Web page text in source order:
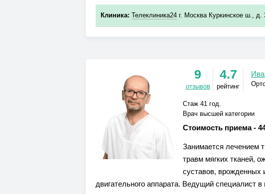
Клиника: Телеклиника24 г. Москва Куркинское ш., д.
9
отзывов
4.7
рейтинг
Стаж 41 год.
Врач высшей категории
Стоимость приема -
Занимается лечением
травм мягких тканей,
суставов, врожденных
двигательного аппарата. Ведущий специалист